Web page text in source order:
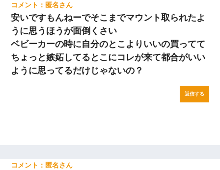
匿名
安いですもんねーでそこまでマウント取られたよ
うに思うほうが面倒くさい
ベビーカーの時に自分のとこよりいいの買ってて
ちょっと嫉妬してるとこにコレが来て都合がいい
ように思ってるだけじゃないの？
返信する
匿名